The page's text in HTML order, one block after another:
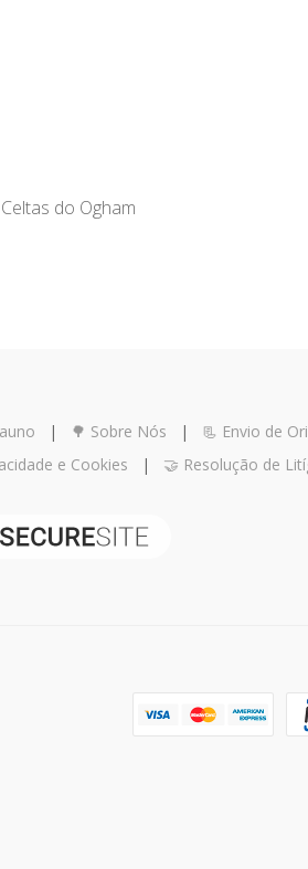
do Ogham
| 🌳 Sobre Nós | 📃 Envio de
e Cookies | 🤝 Resolução de